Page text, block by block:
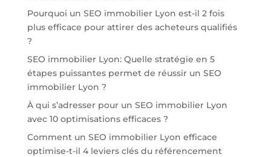
Pourquoi un SEO immobilier Lyon est-il 2 fois
plus efficace pour attirer des acheteurs qualifiés
?
SEO immobilier Lyon: Quelle stratégie en 5
étapes puissantes permet de réussir un SEO
immobilier Lyon ?
À qui s’adresser pour un SEO immobilier Lyon
avec 10 optimisations efficaces ?
Comment un SEO immobilier Lyon efficace
optimise-t-il 4 leviers clés du référencement